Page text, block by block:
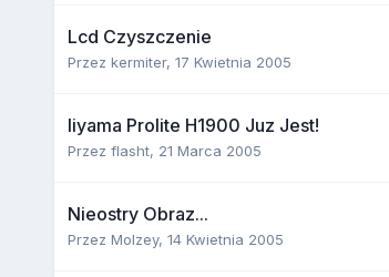
Lcd Czyszczenie
Przez kermiter, 17 Kwietnia 2005
Iiyama Prolite H1900 Juz Jest!
Przez flasht, 21 Marca 2005
Nieostry Obraz...
Przez Molzey, 14 Kwietnia 2005